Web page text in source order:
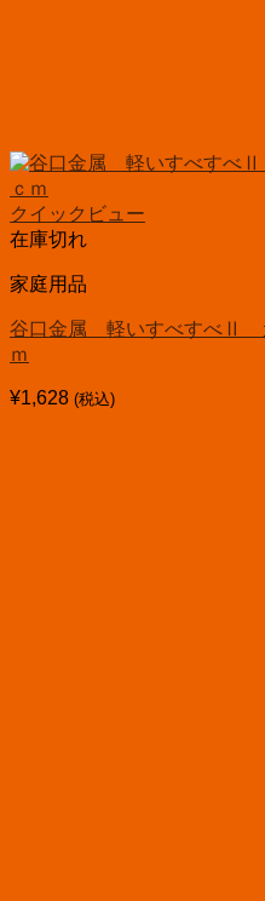
クイックビュー
在庫切れ
家庭用品
谷口金属 軽いすべすべⅡ
ｍ
¥1,628 (税込)